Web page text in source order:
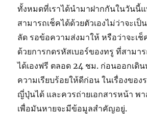
ทั้งหมดที่เราได้นำมาฝากกันในวันนี้แ
สามารถเช็คได้ด้วยตัวเองไม่ว่าจะเป็
ลัด รอข้อความส่งมาให้ หรือว่าจะเ
ด้วยการกดรหัสเบอร์ของทรู ที่สามา
ได้เองฟรี ตลอด 24 ชม. ก่อนออกเดิ
ความเรียบร้อยให้ดีก่อน ในเรื่องของ
ญี่ปุ่นได้ และควรถ่ายเอกสารหน้า พา
เพื่อมันหายจะมีข้อมูลสำคัญอยู่.